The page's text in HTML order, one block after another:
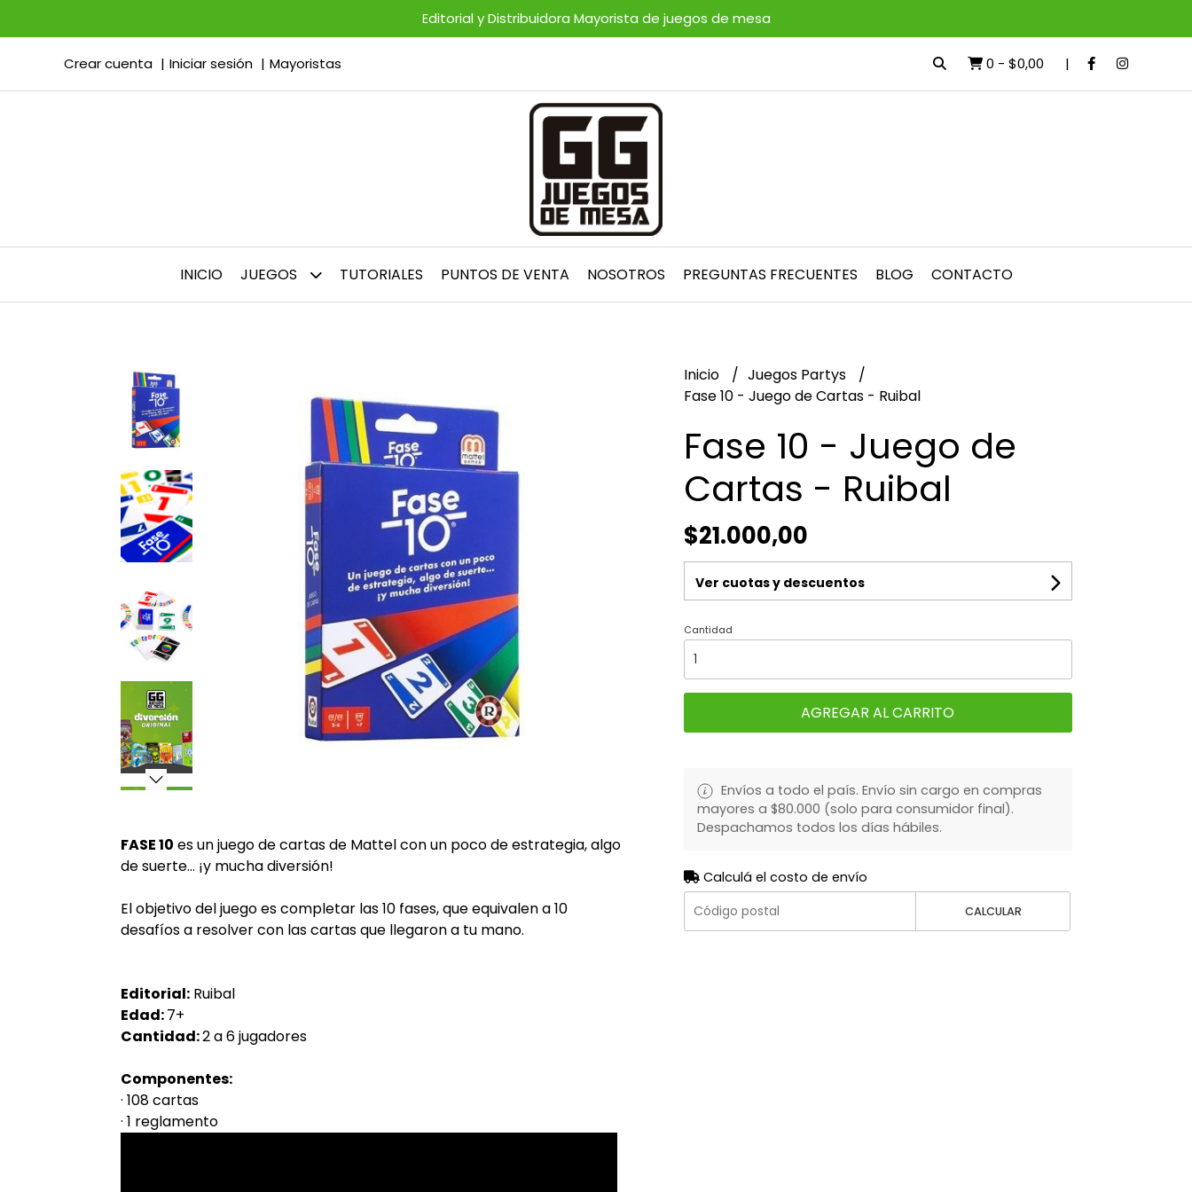
Editorial y Distribuidora Mayorista de juegos de mesa
Crear cuenta Iniciar sesión Mayoristas 0 - $0,00
INICIO JUEGOS TUTORIALES PUNTOS DE VENTA NOSOTROS PREGUNTAS FRECUENTES BLOG CONTACTO
FASE 10 es un juego de cartas de Mattel con un poco de estrategia, algo
de suerte... ¡y mucha diversión!
El objetivo del juego es completar las 10 fases, que equivalen a 10
desafíos a resolver con las cartas que llegaron a tu mano.
Editorial: Ruibal
Edad:7+
Cantidad:2 a 6 jugadores
Componentes:
· 108 cartas
· 1 reglamento
Inicio
Juegos Partys
Fase 10 - Juego de Cartas - Ruibal
Fase 10 - Juego de
Cartas - Ruibal
$21.000,00
Ver cuotas y descuentos
Cantidad
AGREGAR AL CARRITO
Envíos a todo el país. Envío sin cargo en compras
mayores a $80.000 (solo para consumidor final).
Despachamos todos los días hábiles.
Calculá el costo de envío
CALCULAR